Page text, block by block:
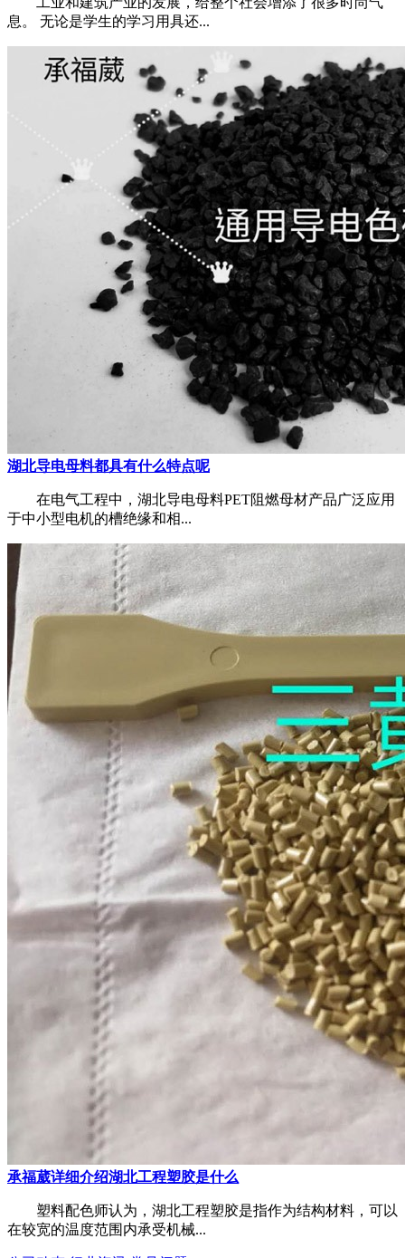
息。 无论是学生的学习用具还...
湖北导电母料都具有什么特点呢
在电气工程中，湖北导电母料PET阻燃母材产品广泛应用
于中小型电机的槽绝缘和相...
承福葳详细介绍湖北工程塑胶是什么
塑料配色师认为，湖北工程塑胶是指作为结构材料，可以
在较宽的温度范围内承受机械...